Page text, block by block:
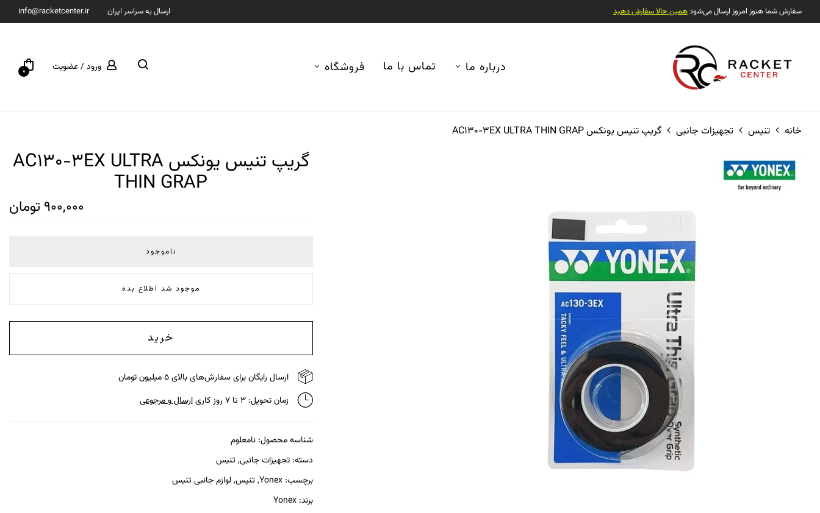
سفارش شما هنوز امروز ارسال می‌شودهمین حالا سفارش دهید ارسال به سراسر ایران info@racketcenter.ir
درباره ما تماس با ما فروشگاه ورود / عضویت 0
خانه تنیس تجهیزات جانبی گریپ تنیس یونکس AC130-3EX ULTRA THIN GRAP
گریپ تنیس یونکس AC130-3EX ULTRA
THIN GRAP
900,000 تومان
ناموجود
موجود شد اطلاع بده
خرید
ارسال رایگان برای سفارش‌های بالای ۵ میلیون تومان
زمان تحویل: ۳ تا ۷ روز کاری
ارسال و مرجوعی
شناسه محصول:نامعلوم
دسته:تجهیزات جانبی, تنیس
برچسب:Yonex
, تنیس, لوازم جانبی تنیس
برند:Yonex